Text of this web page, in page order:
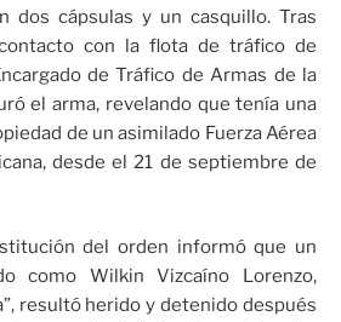
dos cápsulas y un casquillo. Tras
con la flota de tráfico de
de Tráfico de Armas de la
el arma, revelando que tenía una
de un asimilado Fuerza Aérea
desde el 21 de septiembre de
del orden informó que un
como Wilkin Vizcaíno Lorenzo,
resultó herido y detenido después